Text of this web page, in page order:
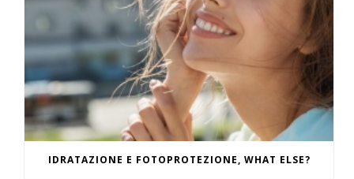
IDRATAZIONE E FOTOPROTEZIONE, WHAT ELSE?